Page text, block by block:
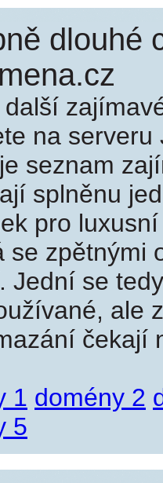
dlouhé
na serveru
seznam
splněnu
pro
se zpětnými
Jední se
ale
čekají
1 domény 2
5